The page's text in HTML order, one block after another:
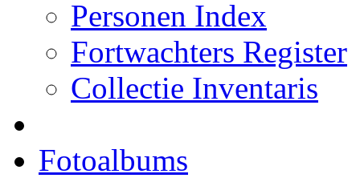
Personen Index
Fortwachters Register
Collectie Inventaris
Fotoalbums